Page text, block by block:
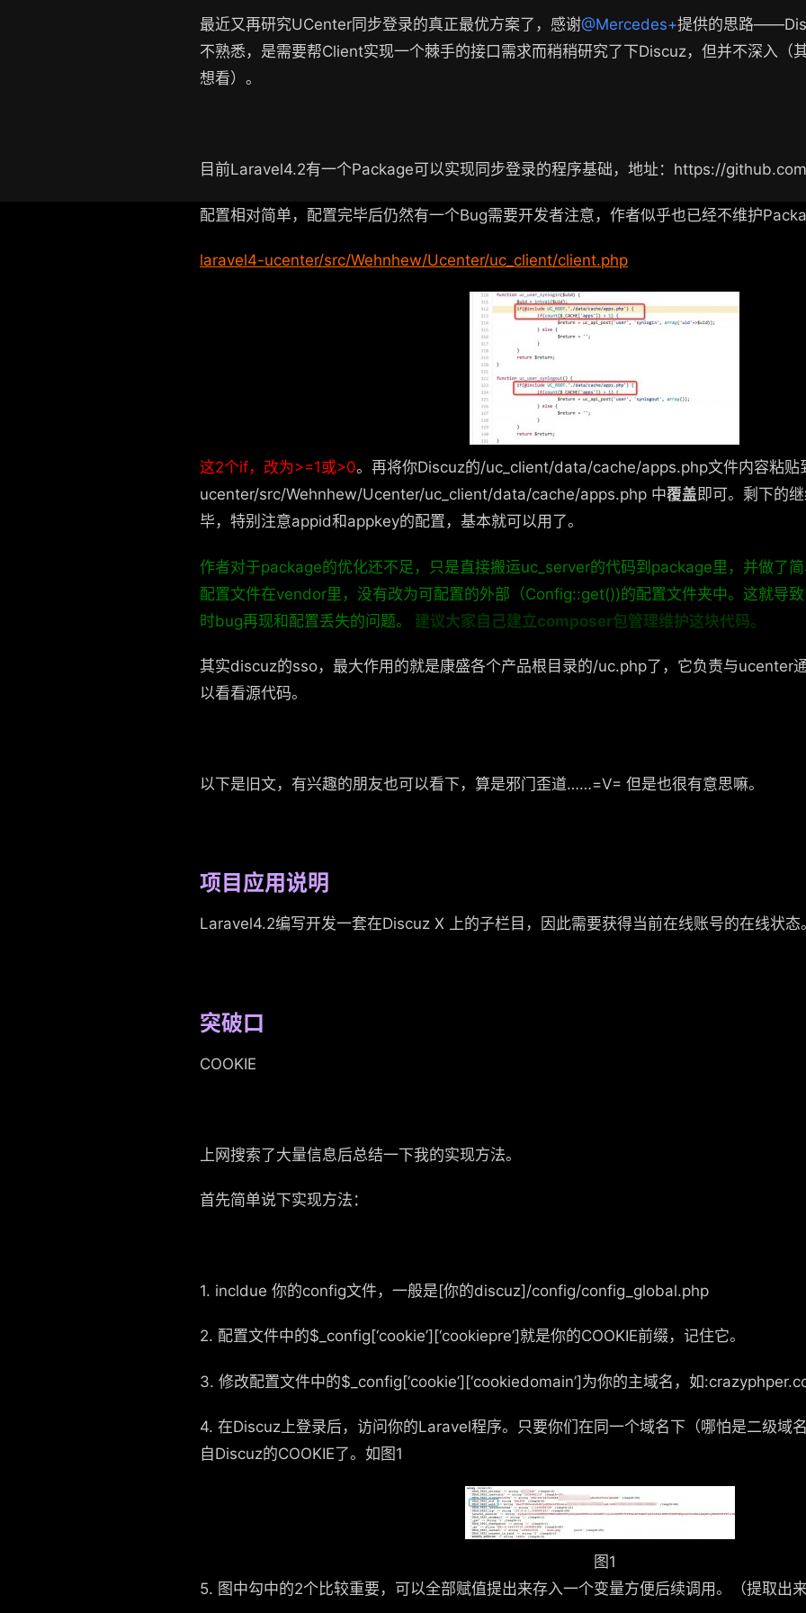
最近又再研究UCenter同步登录的真正最优方案了，感谢@Mercedes+提供的思路
不熟悉，是需要帮Client实现一个棘手的接口需求而稍稍研究了下Discuz，但并不深入（
想看）。
目前Laravel4.2有一个Package可以实现同步登录的程序基础，地址：https://
配置相对简单，配置完毕后仍然有一个Bug需要开发者注意，作者似乎也已经不维护
laravel4-ucenter/src/Wehnhew/Ucenter/uc_client/client.php
这2个if，改为>=1或>0。再将你Discuz的/uc_client/data/cache/apps.php文件内容粘
ucenter/src/Wehnhew/Ucenter/uc_client/data/cache/apps.php 中覆盖即可。剩下的
毕，特别注意appid和appkey的配置，基本就可以用了。
作者对于package的优化还不足，只是直接搬运uc_server的代码到package里，并做了
配置文件在vendor里，没有改为可配置的外部（Config::get())的配置文件夹中。这就导
时bug再现和配置丢失的问题。
建议大家自己建立composer包管理维护这块代码。
其实discuz的sso，最大作用的就是康盛各个产品根目录的/uc.php了，它负责与ucenter
以看看源代码。
以下是旧文，有兴趣的朋友也可以看下，算是邪门歪道……=V= 但是也很有意思嘛。
项目应用说明
Laravel4.2编写开发一套在Discuz X 上的子栏目，因此需要获得当前在线账号的在线状态
突破口
COOKIE
上网搜索了大量信息后总结一下我的实现方法。
首先简单说下实现方法：
1. incldue 你的config文件，一般是[你的discuz]/config/config_global.php
2. 配置文件中的$_config[‘cookie’][‘cookiepre’]就是你的COOKIE前缀，记住它。
3. 修改配置文件中的$_config[‘cookie’][‘cookiedomain’]为你的主域名，如
4. 在Discuz上登录后，访问你的Laravel程序。只要你们在同一个域名下（哪怕是二级域
自Discuz的COOKIE了。如图1
图1
5. 图中勾中的2个比较重要，可以全部赋值提出来存入一个变量方便后续调用。（提取出